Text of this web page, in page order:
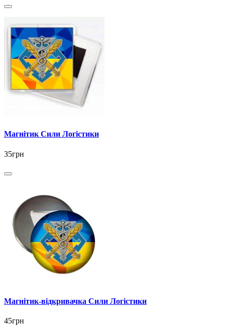
Магнітик Сили Логістики
35грн
Магнітик-відкривачка Сили Логістики
45грн